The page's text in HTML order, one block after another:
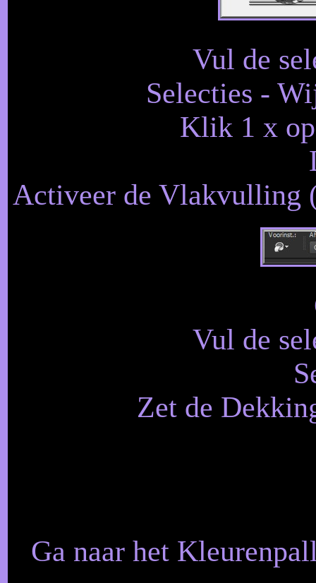
Vul de
Selecties -
Klik 1 x op
Activeer de Vlakvulling
Vul de
Zet de
Ga naar het